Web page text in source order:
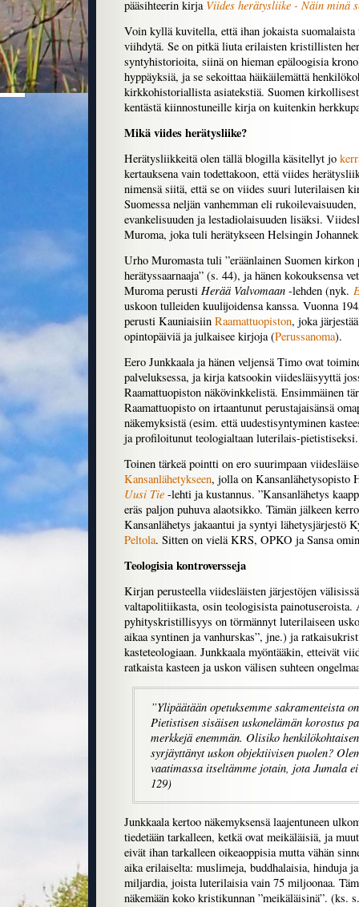
pääsihteerin kirja Viides herätysliike - Näin minä
Voin kyllä kuvitella, että ihan jokaista
viihdytä. Se on pitkä liuta erilaisten kristillisten
syntyhistorioita, siinä on hieman epäloogisia
hyppäyksiä, ja se sekoittaa häikäilemättä
kirkkohistoriallista asiatekstiä. Suomen
kentästä kiinnostuneille kirja on kuitenkin
Mikä viides herätysliike?
Herätysliikkeitä olen tällä blogilla käsitellyt jo
kertauksena vain todettakoon, että viides
nimensä siitä, että se on viides suuri luterilaisen
Suomessa neljän vanhemman eli
evankelisuuden ja lestadiolaisuuden lisäksi.
Muroma, joka tuli herätykseen Helsingin
Urho Muromasta tuli ”eräänlainen Suomen
herätyssaarnaaja” (s. 44), ja hänen kokouksensa
Muroma perusti Herää Valvomaan -lehden (nyk.
uskoon tulleiden kuulijoidensa kanssa. Vuonna
perusti Kauniaisiin Raamattuopiston, joka
opintopäiviä ja julkaisee kirjoja (Perussanoma).
Eero Junkkaala ja hänen veljensä Timo ovat
palveluksessa, ja kirja katsookin viidesläisyyttä
Raamattuopiston näkövinkkelistä. Ensimmäinen
Raamattuopisto on irtaantunut perustajaisänsä
näkemyksistä (esim. että uudestisyntyminen
ja profiloitunut teologialtaan luterilais-pietistiseksi.
Toinen tärkeä pointti on ero suurimpaan
Kansanlähetykseen, jolla on Kansanlähetysopisto
Uusi Tie -lehti ja kustannus. ”Kansanlähetys
eräs paljon puhuva alaotsikko. Tämän jälkeen
Kansanlähetys jakaantui ja syntyi lähetysjärjestö
Peltola. Sitten on vielä KRS, OPKO ja Sansa
Teologisia kontroversseja
Kirjan perusteella viidesläisten järjestöjen
valtapolitiikasta, osin teologisista
pyhityskristillisyys on törmännyt luterilaiseen
aikaa syntinen ja vanhurskas”, jne.) ja
kasteteologiaan. Junkkaala myöntääkin, etteivät
ratkaista kasteen ja uskon välisen suhteen
”Ylipäätään opetuksemme sakramenteista
Pietistisen sisäisen uskonelämän korostus
merkkejä enemmän. Olisiko
syrjäyttänyt uskon objektiivisen puolen?
vaatimassa itseltämme jotain, jota Jumala
129)
Junkkaala kertoo näkemyksensä laajentuneen
tiedetään tarkalleen, ketkä ovat meikäläisiä, ja
eivät ihan tarkalleen oikeaoppisia mutta vähän
aika erilaiselta: muslimeja, buddhalaisia, hinduja
miljardia, joista luterilaisia vain 75 miljoonaa.
näkemään koko kristikunnan ”meikäläisinä”. (ks.